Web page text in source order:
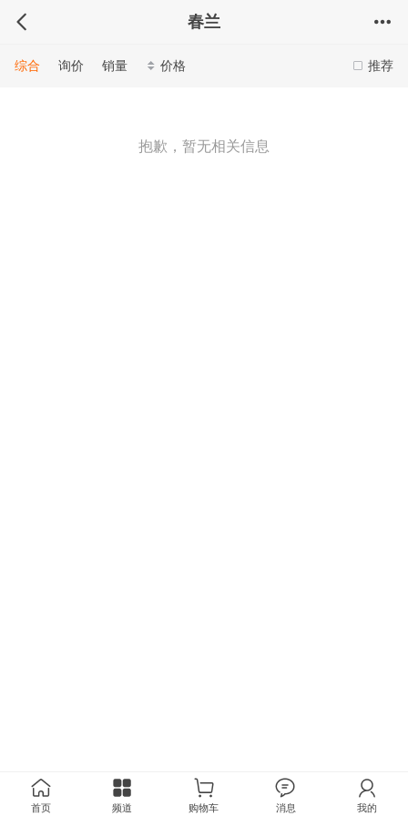
春兰
推荐
综合 询价 销量 价格
抱歉，暂无相关信息
首页 频道 购物车 消息 我的